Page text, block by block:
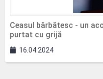
Ceasul bărbătesc - un
purtat cu grijă
16.04.2024